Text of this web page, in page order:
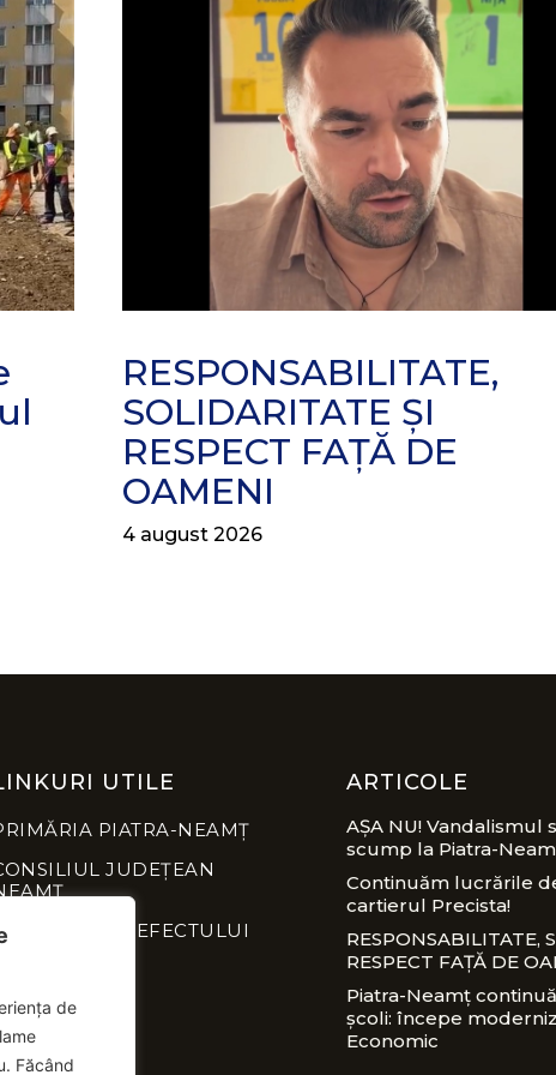
de
Făcând
RESPONSABILITATE,
SOLIDARITATE ȘI
RESPECT FAȚĂ DE
OAMENI
4 august 2026
UTILE
PIATRA-NEAMȚ
JUDEȚEAN
PREFECTULUI
NEAMȚ
ARTICOLE
AȘA NU! Vandalismul
scump la Piatra-
Continuăm lucrările
cartierul Precista!
RESPONSABILITATE,
RESPECT FAȚĂ DE
Piatra-Neamț
școli: începe
Economic